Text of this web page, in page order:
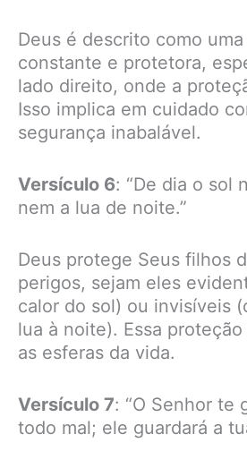
Deus é descrito como uma
constante e protetora,
lado direito, onde a
Isso implica em cuidado
segurança inabalável.
Versículo 6: “De dia o sol
nem a lua de noite.”
Deus protege Seus filhos
perigos, sejam eles
calor do sol) ou invisíveis
lua à noite). Essa
as esferas da vida.
Versículo 7: “O Senhor te
todo mal; ele guardará a